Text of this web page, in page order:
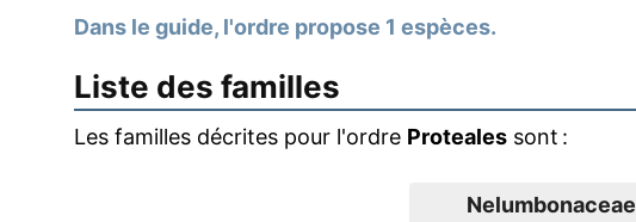
Dans le guide, l'ordre propose 1 espèces.
Liste des familles
Les familles décrites pour l'ordre Proteales sont :
Nelumbonaceae